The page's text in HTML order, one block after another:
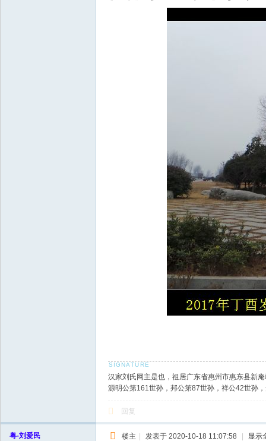
汉家刘氏网主是也，祖居广东省惠州市惠东县新
源明公第161世孙，邦公第87世孙，祥公42世孙
回复
粤-刘爱民 楼主 | 发表于 2020-10-18 11:07:58 | 显示